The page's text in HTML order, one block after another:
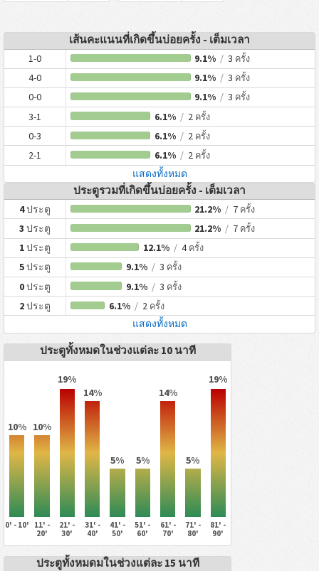
เส้นคะแนนที่เกิดขึ้นบ่อยครั้ง - เต็มเวลา
1-0 9.1% / 3 ครั้ง
4-0 9.1% / 3 ครั้ง
0-0 9.1% / 3 ครั้ง
3-1 6.1% /2 ครั้ง
0-3 6.1% /2 ครั้ง
2-1 6.1% /2 ครั้ง
แสดงทั้งหมด
ประตูรวมที่เกิดขึ้นบ่อยครั้ง - เต็มเวลา
4ประตู 21.2% / 7 ครั้ง
3ประตู 21.2% / 7 ครั้ง
1ประตู 12.1% /4 ครั้ง
5ประตู 9.1% /3 ครั้ง
0ประตู 9.1% /3 ครั้ง
2ประตู 6.1% /2 ครั้ง
แสดงทั้งหมด
ประตูทั้งหมดในช่วงแต่ละ 10 นาที
10% 10%
19%
14%
5% 5%
14%
5%
19%
0' - 10'
11' -
20'
21' -
30'
31' -
40'
41' -
50'
51' -
60'
61' -
70'
71' -
80'
81' -
90'
ประตูทั้งหมดมในช่วงแต่ละ 15 นาที